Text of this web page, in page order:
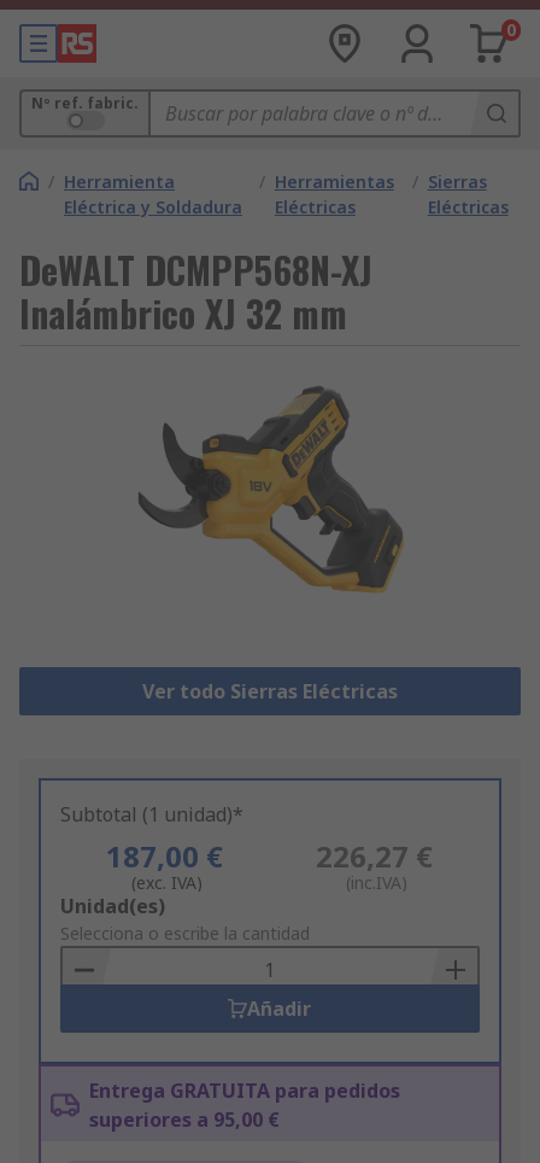
0
Nº ref. fabric.
/ Herramienta
Eléctrica y Soldadura
/ Herramientas
Eléctricas
/ Sierras
Eléctricas
DeWALT DCMPP568N-XJ
Inalámbrico XJ 32 mm
Ver todo Sierras Eléctricas
Subtotal (1 unidad)*
187,00 €
(exc. IVA)
226,27 €
(inc.IVA)
Add
to
Basket
Unidad(es)
Selecciona o escribe la cantidad
Añadir
Entrega GRATUITA para pedidos
superiores a 95,00 €